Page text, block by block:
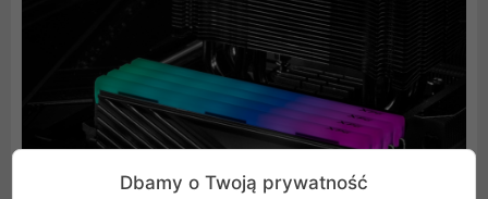
Dbamy o Twoją prywatność